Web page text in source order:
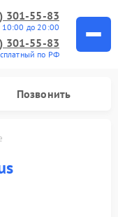
301-55-83
10:00 до 20:00
301-55-83
по РФ
Позвонить